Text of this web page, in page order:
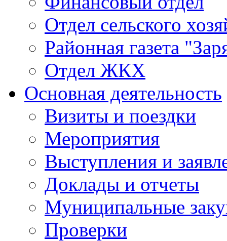
Отдел сельского
Районная газета
Отдел ЖКХ
Основная деятельность
Визиты и поездки
Мероприятия
Выступления и
Доклады и отчеты
Муниципальные
Проверки